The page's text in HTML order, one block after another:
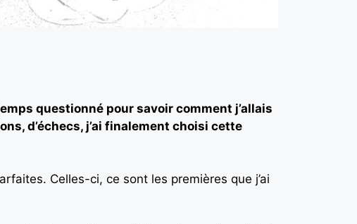
questionné pour savoir comment j’allais
d’échecs, j’ai finalement choisi cette
Celles-ci, ce sont les premières que j’ai